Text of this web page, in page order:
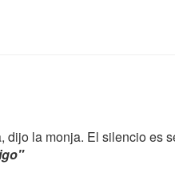
dijo la monja. El silencio es